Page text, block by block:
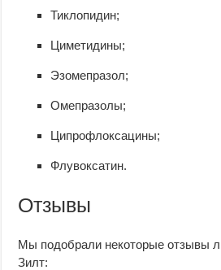
Тиклопидин;
Циметидины;
Эзомепразол;
Омепразолы;
Ципрофлоксацины;
Флувоксатин.
Отзывы
Мы подобрали некоторые отзывы
Зилт: